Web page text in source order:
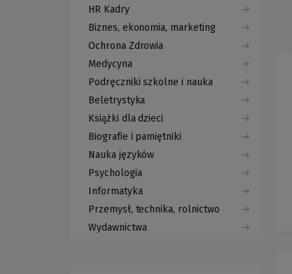
HR Kadry
Biznes, ekonomia, marketing
Ochrona Zdrowia
Medycyna
Podręczniki szkolne i nauka
Beletrystyka
Książki dla dzieci
Biografie i pamiętniki
Nauka języków
Psychologia
Informatyka
Przemysł, technika, rolnictwo
Wydawnictwa